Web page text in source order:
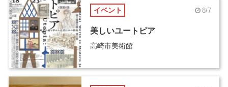
イベント 8/7
美しいユートピア
高崎市美術館